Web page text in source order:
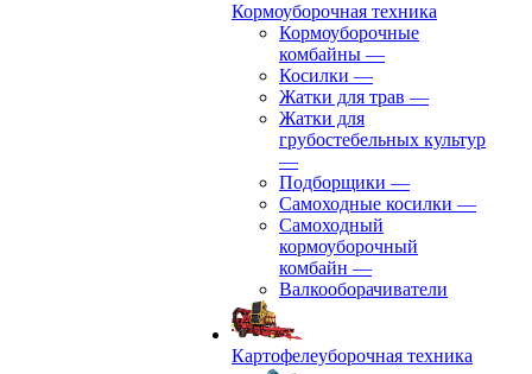
Кормоуборочная техника
Кормоуборочные
комбайны —
Косилки —
Жатки для трав —
Жатки для
грубостебельных культур
—
Подборщики —
Самоходные косилки —
Самоходный
кормоуборочный
комбайн —
Валкооборачиватели
Картофелеуборочная техника